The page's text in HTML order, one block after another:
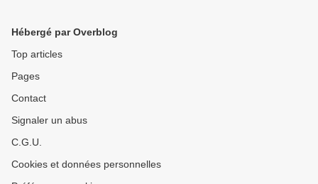
Hébergé par Overblog
Top articles
Pages
Contact
Signaler un abus
C.G.U.
Cookies et données personnelles